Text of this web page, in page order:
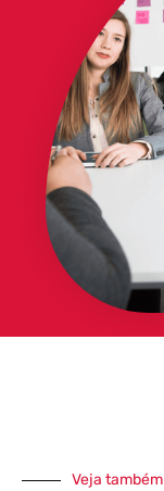
Veja também